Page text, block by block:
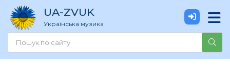
UA-ZVUK
Українська музика